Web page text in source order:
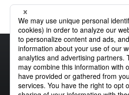
首页 关于我们 斯坦雷制造